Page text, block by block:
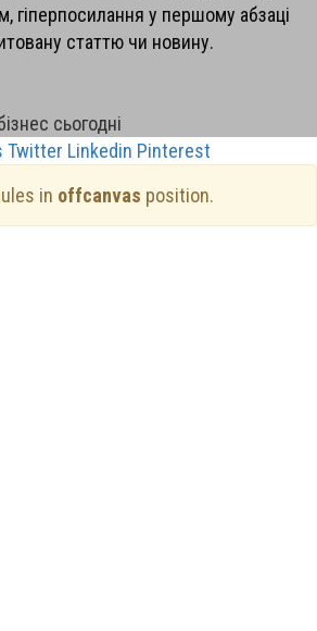
гіперпосилання у першому абзаці
статтю чи новину.
сьогодні
Twitter Linkedin Pinterest
in offcanvas position.